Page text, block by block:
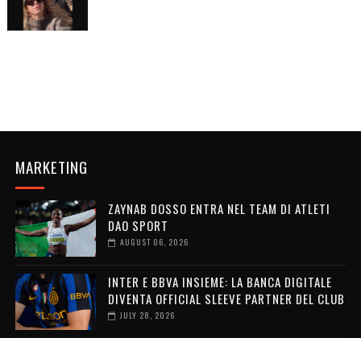
MARKETING
ZAYNAB DOSSO ENTRA NEL TEAM DI ATLETI
DAO SPORT
AUGUST 06, 2026
INTER E BBVA INSIEME: LA BANCA DIGITALE
DIVENTA OFFICIAL SLEEVE PARTNER DEL CLUB
JULY 28, 2026